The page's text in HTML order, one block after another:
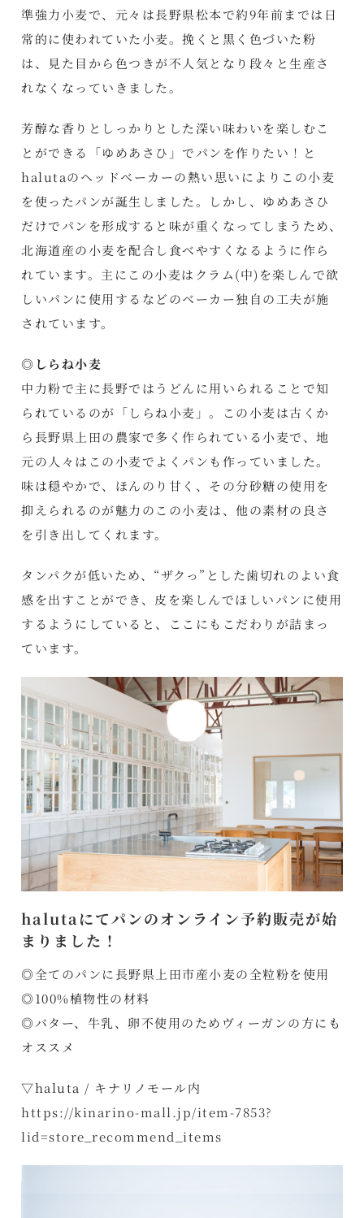
準強力小麦で、元々は長野県松本で約9年前までは日
常的に使われていた小麦。挽くと黒く色づいた粉
は、見た目から色つきが不人気となり段々と生産さ
れなくなっていきました。
芳醇な香りとしっかりとした深い味わいを楽しむこ
とができる「ゆめあさひ」でパンを作りたい！と
halutaのヘッドベーカーの熱い思いによりこの小麦
を使ったパンが誕生しました。しかし、ゆめあさひ
だけでパンを形成すると味が重くなってしまうため、
北海道産の小麦を配合し食べやすくなるように作ら
れています。主にこの小麦はクラム(中)を楽しんで欲
しいパンに使用するなどのベーカー独自の工夫が施
されています。
◎しらね小麦
中力粉で主に長野ではうどんに用いられることで知
られているのが「しらね小麦」。この小麦は古くか
ら長野県上田の農家で多く作られている小麦で、地
元の人々はこの小麦でよくパンも作っていました。
味は穏やかで、ほんのり甘く、その分砂糖の使用を
抑えられるのが魅力のこの小麦は、他の素材の良さ
を引き出してくれます。
タンパクが低いため、“ザクっ”とした歯切れのよい食
感を出すことができ、皮を楽しんでほしいパンに使用
するようにしていると、ここにもこだわりが詰まっ
ています。
halutaにてパンのオンライン予約販売が始
まりました！
◎全てのパンに長野県上田市産小麦の全粒粉を使用
◎100%植物性の材料
◎バター、牛乳、卵不使用のためヴィーガンの方にも
オススメ
▽haluta / キナリノモール内
https://kinarino-mall.jp/item-7853?
lid=store_recommend_items